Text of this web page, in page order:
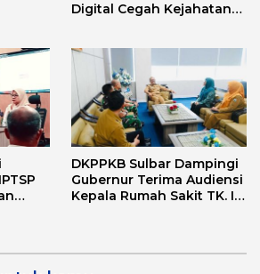
Digital Cegah Kejahatan
DKPPKB Sulbar Dampingi
Gubernur Terima Audiensi
Kepala Rumah Sakit TK. III